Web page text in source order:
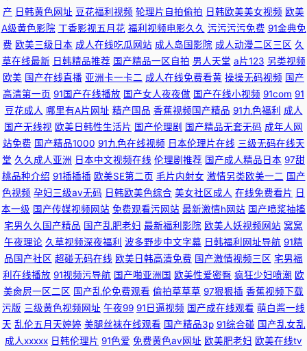
产 日韩黄色网址 豆花福利视频 轮理片自拍偷拍 日韩欧美美女视频 欧美
A级黄色影院 丁香影视五月花 福利视频电影久久 污污污污免费 91金典免
费 欧美三级日本 成人在线吃瓜网站 成人岛国影院 成人动漫二区三区 久
草在线最新 日韩精品推荐 国产精品一区自拍 男人天堂 a片123 另类视频
欧美 国产在线直播 亚洲卡一卡二 成人在线免费看黄 操操无码视频 国产
高清第一页 91国产在线播放 国产女人夜夜做 国产在线小视频 91com 91
豆花成人 哪里有A片网址 精产国品 香蕉视频国产精品 91九色福利
成人
国产无线视 欧美日韩性生活片 国产伦理剧 国产精品无套无码 成年人网
站免费 国产精品1000 91九色在线视频 日本伦理片在线 三级无码在线天
堂 久久成人亚洲 日本中文视频在线 伦理剧推荐 国产成人精品日本 97甜
桃品种介绍 91插插插 欧美SE第二页 毛片内射女 激情另类欧美一二 国产
色视频 孕妇三级av无码 日韩欧美色综合 美女社区成人 在线免费看片 日
本一级 国产传媒视频网站 免费观看污网站 最新激情h网站 国产喷浆抽搐
宅男久久国产精品 国产乱肥老妇 最新福利影院 欧美人妖视频网站 窝窝
午夜理论 久草视频深夜福利 波多野步中文字幕 日韩福利网址导航 91精
品国产社区 超碰无码在线 欧美日韩高清免费 国产激情视频三区 宅男福
利在线播放 91视频污导航 国产啪亚洲国 欧美性爱密臀 疯狂少妇喷潮 欧
美肏屄一区二区 国产乱伦免费观看 偷拍草草草 97狠狠插 香蕉视频下载
污版 三级黄色视频网址 午夜99 91日逼视频 国产成在线观看 萌白酱一线
天 乱伦五月天婷婷 美腿丝袜在线观看 国产精品3p 91综合碰 国产乱女乱
成人xxxxx 日韩伦理片 91色爱 免费黄色av网址 欧美肥老妇 欧美在线tv